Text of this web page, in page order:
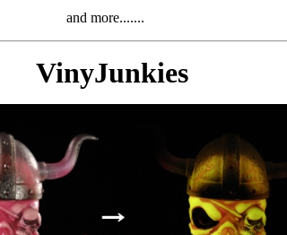
and more.......
VinyJunkies